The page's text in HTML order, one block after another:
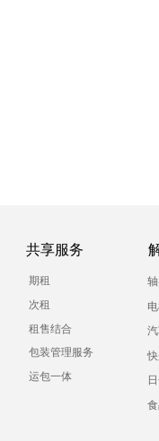
共享服务
期租
次租
租售结合
包装管理服务
运包一体